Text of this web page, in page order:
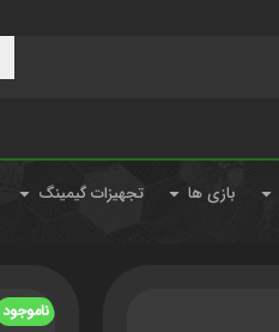
بازی ها تجهیزات گیمینگ
ناموجود